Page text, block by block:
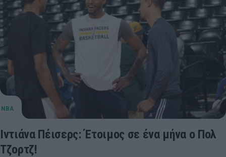
Ιντιάνα Πέισερς: Έτοιμος σε ένα μήνα ο Πολ
Τζορτζ!